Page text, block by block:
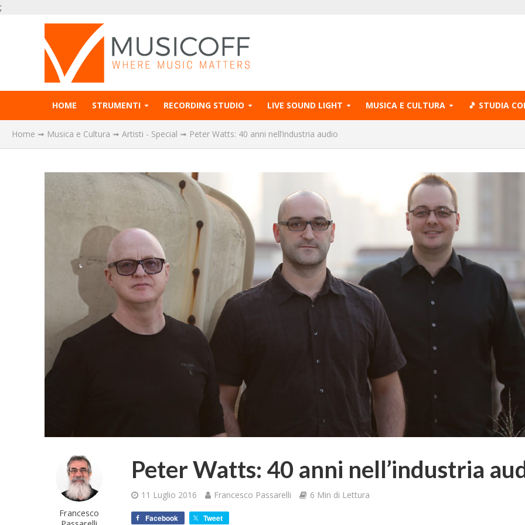
;
HOME STRUMENTI RECORDING STUDIO LIVE SOUND LIGHT MUSICA E CULTURA 🎵 STUDIA
Home ➟ Musica e Cultura ➟ Artisti - Special ➟ Peter Watts: 40 anni nell’industria audio
Francesco
Peter Watts: 40 anni nell’industria
11 Luglio 2016 Francesco Passarelli 6 Min di Lettura
Facebook Tweet